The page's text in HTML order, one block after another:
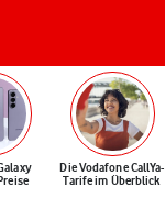
Die Vodafone CallYa-
Tarife im Überblick